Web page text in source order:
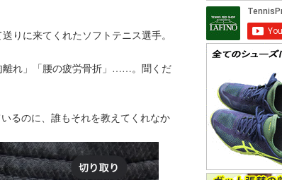
りに来てくれたソフトテニス選手。
離れ」「腰の疲労骨折」……。聞くだ
るのに、誰もそれを教えてくれなか